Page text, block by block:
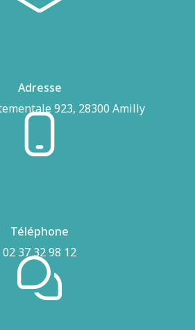
Adresse
923, 28300 Amilly
Téléphone
02 37 32 98 12